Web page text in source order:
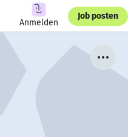
Anmelden
Job posten